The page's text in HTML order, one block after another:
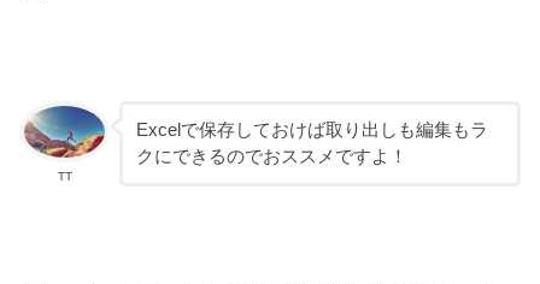
TT
Excelで保存しておけば取り出しも編集もラ
クにできるのでおススメですよ！